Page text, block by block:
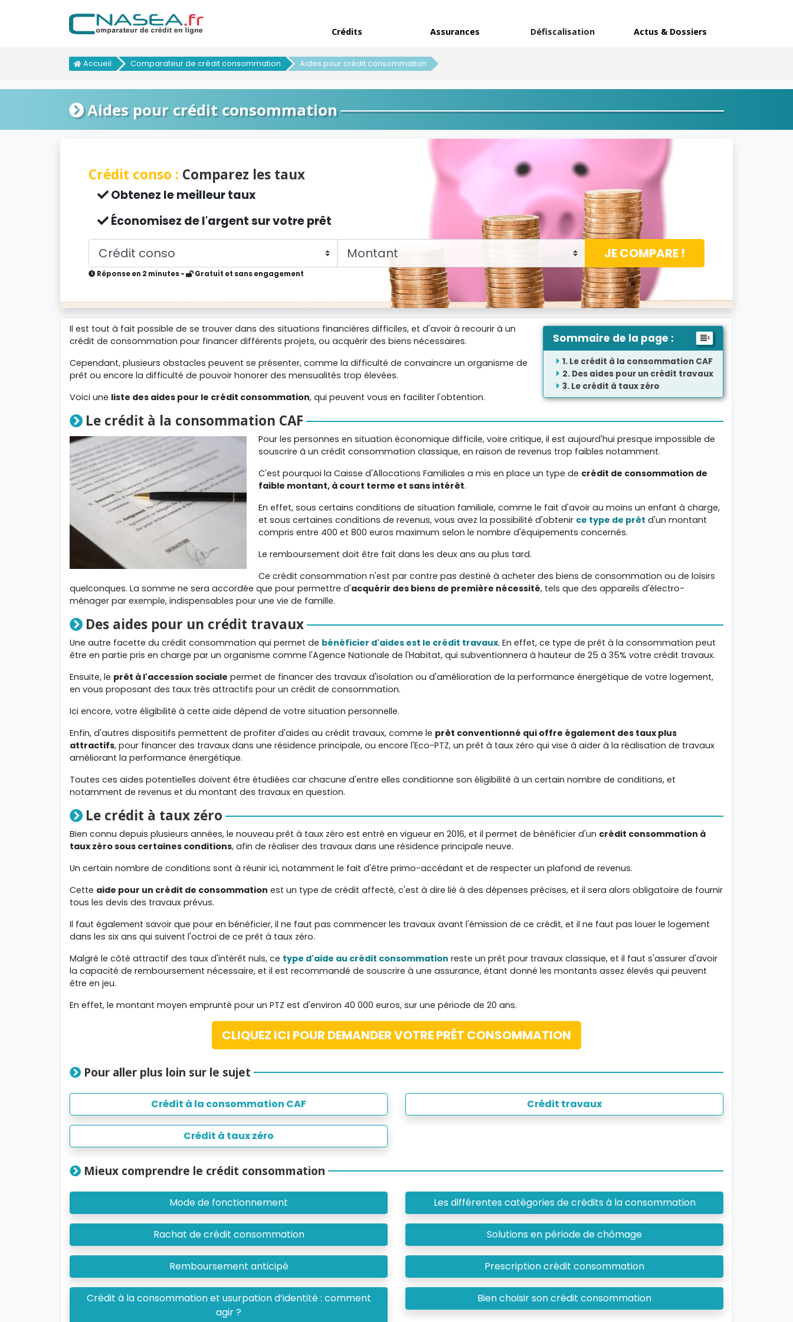
Crédits Assurances Défiscalisation Actus & Dossiers
Accueil Comparateur de crédit consommation Aides pour crédit consommation
Aides pour crédit consommation
Crédit conso : Comparez les taux
Obtenez le meilleur taux
Économisez de l'argent sur votre prêt
JE COMPARE !
Réponse en 2 minutes - Gratuit et sans engagement
Sommaire de la page :
Le crédit à la consommation CAF
Des aides pour un crédit travaux
Le crédit à taux zéro
Il est tout à fait possible de se trouver dans des situations financières difficiles, et d'avoir à recourir à un
crédit de consommation pour financer différents projets, ou acquérir des biens nécessaires.
Cependant, plusieurs obstacles peuvent se présenter, comme la difficulté de convaincre un organisme de
prêt ou encore la difficulté de pouvoir honorer des mensualités trop élevées.
Voici une liste des aides pour le crédit consommation, qui peuvent vous en faciliter l'obtention.
Le crédit à la consommation CAF
Pour les personnes en situation économique difficile, voire critique, il est aujourd'hui presque impossible de
souscrire à un crédit consommation classique, en raison de revenus trop faibles notamment.
C'est pourquoi la Caisse d'Allocations Familiales a mis en place un type de crédit de consommation de
faible montant, à court terme et sans intérêt.
En effet, sous certains conditions de situation familiale, comme le fait d'avoir au moins un enfant à charge,
et sous certaines conditions de revenus, vous avez la possibilité d'obtenir ce type de prêt d'un montant
compris entre 400 et 800 euros maximum selon le nombre d'équipements concernés.
Le remboursement doit être fait dans les deux ans au plus tard.
Ce crédit consommation n'est par contre pas destiné à acheter des biens de consommation ou de loisirs
quelconques. La somme ne sera accordée que pour permettre d'acquérir des biens de première nécessité, tels que des appareils d'électro-
ménager par exemple, indispensables pour une vie de famille.
Des aides pour un crédit travaux
Une autre facette du crédit consommation qui permet de bénéficier d'aides est le crédit travaux. En effet, ce type de prêt à la consommation peut
être en partie pris en charge par un organisme comme l'Agence Nationale de l'Habitat, qui subventionnera à hauteur de 25 à 35% votre crédit travaux.
Ensuite, le prêt à l'accession sociale permet de financer des travaux d'isolation ou d'amélioration de la performance énergétique de votre logement,
en vous proposant des taux très attractifs pour un crédit de consommation.
Ici encore, votre éligibilité à cette aide dépend de votre situation personnelle.
Enfin, d'autres dispositifs permettent de profiter d'aides au crédit travaux, comme le prêt conventionné qui offre également des taux plus
attractifs, pour financer des travaux dans une résidence principale, ou encore l'Eco-PTZ, un prêt à taux zéro qui vise à aider à la réalisation de travaux
améliorant la performance énergétique.
Toutes ces aides potentielles doivent être étudiées car chacune d'entre elles conditionne son éligibilité à un certain nombre de conditions, et
notamment de revenus et du montant des travaux en question.
Le crédit à taux zéro
Bien connu depuis plusieurs années, le nouveau prêt à taux zéro est entré en vigueur en 2016, et il permet de bénéficier d'un crédit consommation à
taux zéro sous certaines conditions, afin de réaliser des travaux dans une résidence principale neuve.
Un certain nombre de conditions sont à réunir ici, notamment le fait d'être primo-accédant et de respecter un plafond de revenus.
Cette aide pour un crédit de consommation est un type de crédit affecté, c'est à dire lié à des dépenses précises, et il sera alors obligatoire de fournir
tous les devis des travaux prévus.
Il faut également savoir que pour en bénéficier, il ne faut pas commencer les travaux avant l'émission de ce crédit, et il ne faut pas louer le logement
dans les six ans qui suivent l'octroi de ce prêt à taux zéro.
Malgré le côté attractif des taux d'intérêt nuls, ce type d'aide au crédit consommation reste un prêt pour travaux classique, et il faut s'assurer d'avoir
la capacité de remboursement nécessaire, et il est recommandé de souscrire à une assurance, étant donné les montants assez élevés qui peuvent
être en jeu.
En effet, le montant moyen emprunté pour un PTZ est d'environ 40 000 euros, sur une période de 20 ans.
CLIQUEZ ICI POUR DEMANDER VOTRE PRÊT CONSOMMATION
Pour aller plus loin sur le sujet
Crédit à la consommation CAF Crédit travaux
Crédit à taux zéro
Mieux comprendre le crédit consommation
Mode de fonctionnement Les différentes catégories de crédits à la consommation
Rachat de crédit consommation Solutions en période de chômage
Remboursement anticipé Prescription crédit consommation
Crédit à la consommation et usurpation d’identité : comment
agir ?
Bien choisir son crédit consommation